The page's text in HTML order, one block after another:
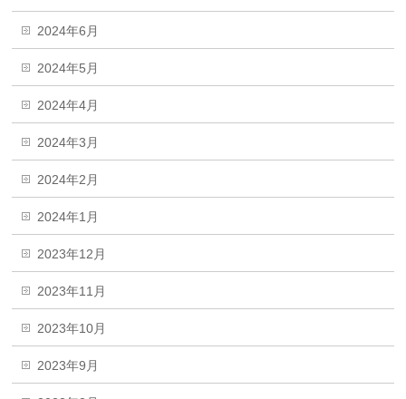
2024年6月
2024年5月
2024年4月
2024年3月
2024年2月
2024年1月
2023年12月
2023年11月
2023年10月
2023年9月